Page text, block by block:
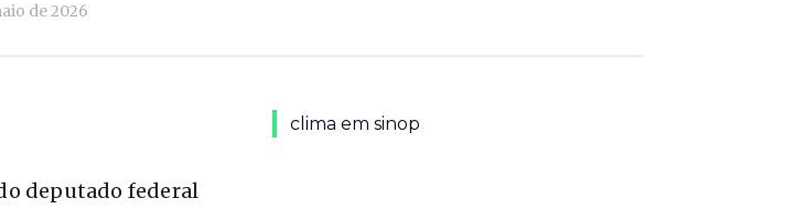
de 2026
deputado federal
clima em sinop